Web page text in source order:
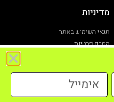
מדיניות
תנאי השימוש באתר
הסכם פרטיות